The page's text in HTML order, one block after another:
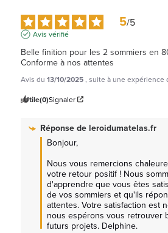
5/5
Avis vérifié
Belle finition pour les 2 sommiers en
Conforme à nos attentes
Avis du 13/10/2025, suite à une expérience
Utile(0)Signaler
Réponse deleroidumatelas.fr
Bonjour,
Nous vous remercions
votre retour positif ! Nous
d'apprendre que vous êtes
de vos sommiers et qu'ils
attentes. Votre satisfaction est
nous espérons vous retrouver
futurs projets. Delphine.